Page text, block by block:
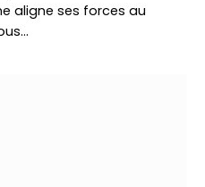
aligne ses forces au